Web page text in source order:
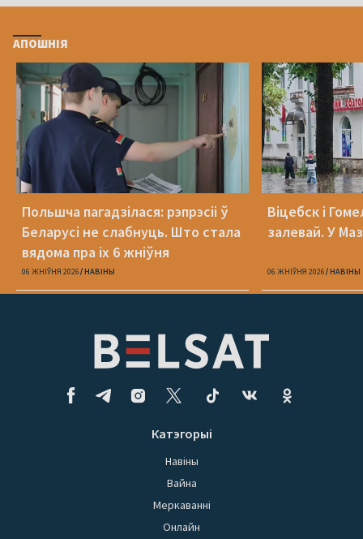
АПОШНІЯ
Польшча пагадзілася: рэпрэсіі ў
Беларусі не слабнуць. Што стала
вядома пра іх 6 жніўня
06 ЖНІЎНЯ 2026 НАВІНЫ
Віцебск і
залевай. У
06 ЖНІЎНЯ 2026 НАВІНЫ
Катэгорыі
Навіны
Вайна
Меркаванні
Онлайн